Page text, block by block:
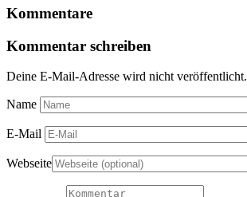
Kommentare
Kommentar schreiben
Deine E-Mail-Adresse wird nicht veröffentlicht.
Name
E-Mail
Webseite